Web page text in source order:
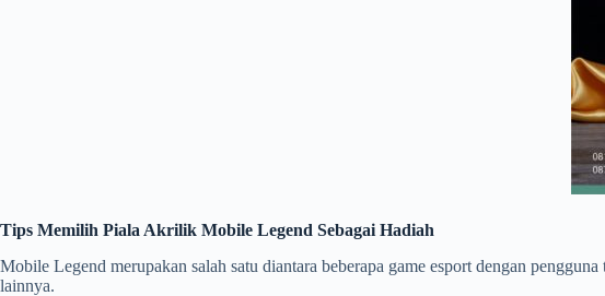
Tips Memilih Piala Akrilik Mobile Legend Sebagai Hadiah
Mobile Legend merupakan salah satu diantara beberapa game esport dengan
lainnya.